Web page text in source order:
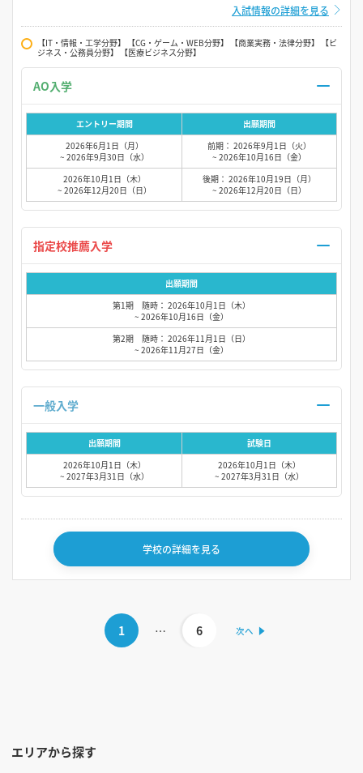
入試情報の詳細を見る
【IT・情報・工学分野】 【CG・ゲーム・WEB分野】 【商業実務・法律分野】 【ビ
ジネス・公務員分野】 【医療ビジネス分野】
エントリー期間
出願期間
2026年6月1日（月）
~ 2026年9月30日（水）
前期： 2026年9月1日（火）
~ 2026年10月16日（金）
2026年10月1日（木）
~ 2026年12月20日（日）
後期： 2026年10月19日（月）
~ 2026年12月20日（日）
出願期間
第1期 随時： 2026年10月1日（木）
~ 2026年10月16日（金）
第2期 随時： 2026年11月1日（日）
~ 2026年11月27日（金）
出願期間
試験日
2026年10月1日（木）
~ 2027年3月31日（水）
2026年10月1日（木）
~ 2027年3月31日（水）
学校の詳細を見る
1 … 6
エリアから探す